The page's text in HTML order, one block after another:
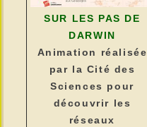
SUR LES PAS DE
DARWIN
Animation réalisée
par la Cité des
Sciences pour
découvrir les
réseaux